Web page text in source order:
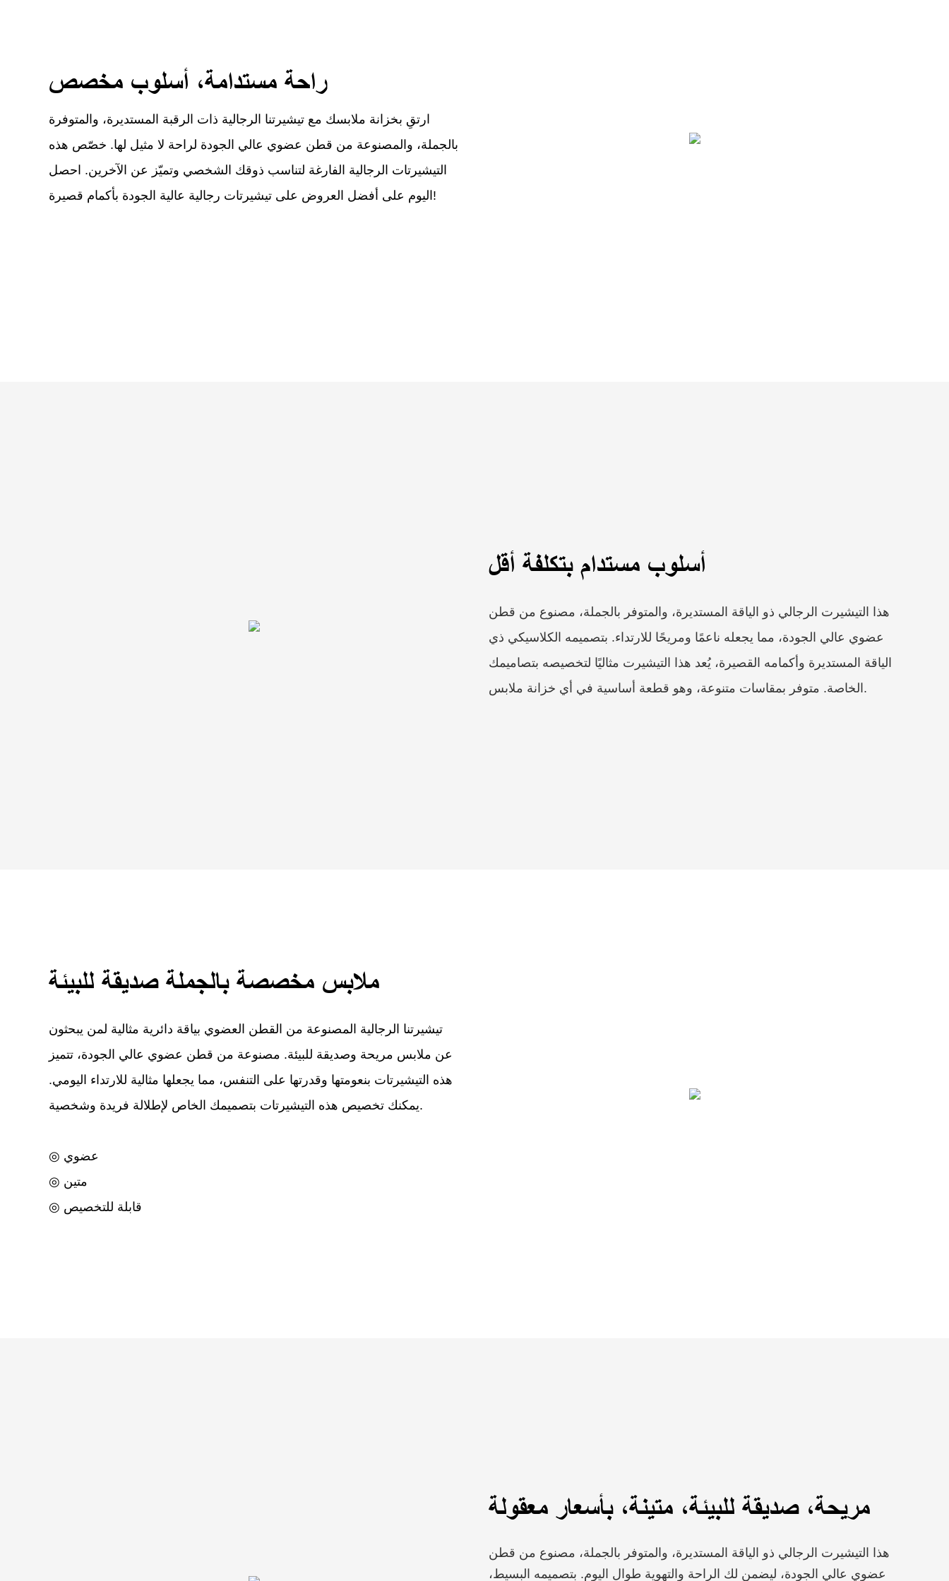
راحة مستدامة، أسلوب مخصص
ارتقِ بخزانة ملابسك مع تيشيرتنا الرجالية ذات الرقبة المستديرة، والمتوفرة
بالجملة، والمصنوعة من قطن عضوي عالي الجودة لراحة لا مثيل لها. خصّص هذه
التيشيرتات الرجالية الفارغة لتناسب ذوقك الشخصي وتميّز عن الآخرين. احصل
اليوم على أفضل العروض على تيشيرتات رجالية عالية الجودة بأكمام قصيرة!
أسلوب مستدام بتكلفة أقل
هذا التيشيرت الرجالي ذو الياقة المستديرة، والمتوفر بالجملة، مصنوع من قطن
عضوي عالي الجودة، مما يجعله ناعمًا ومريحًا للارتداء. بتصميمه الكلاسيكي ذي
الياقة المستديرة وأكمامه القصيرة، يُعد هذا التيشيرت مثاليًا لتخصيصه بتصاميمك
الخاصة. متوفر بمقاسات متنوعة، وهو قطعة أساسية في أي خزانة ملابس.
ملابس مخصصة بالجملة صديقة للبيئة
تيشيرتنا الرجالية المصنوعة من القطن العضوي بياقة دائرية مثالية لمن يبحثون
عن ملابس مريحة وصديقة للبيئة. مصنوعة من قطن عضوي عالي الجودة، تتميز
هذه التيشيرتات بنعومتها وقدرتها على التنفس، مما يجعلها مثالية للارتداء اليومي.
يمكنك تخصيص هذه التيشيرتات بتصميمك الخاص لإطلالة فريدة وشخصية.
◎ عضوي
◎ متين
◎ قابلة للتخصيص
مريحة، صديقة للبيئة، متينة، بأسعار معقولة
هذا التيشيرت الرجالي ذو الياقة المستديرة، والمتوفر بالجملة، مصنوع من قطن
عضوي عالي الجودة، ليضمن لك الراحة والتهوية طوال اليوم. بتصميمه البسيط،